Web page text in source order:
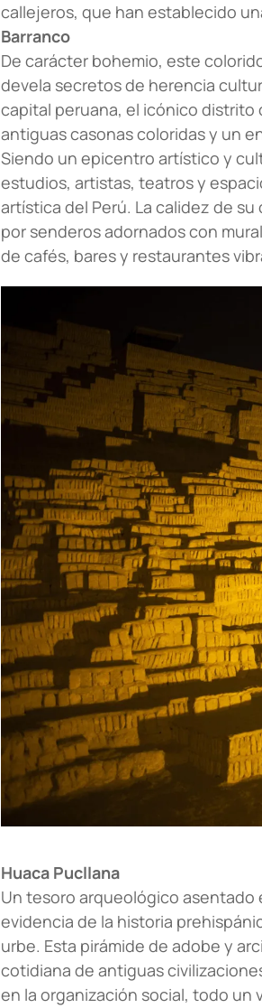
callejeros, que han establecido
Barranco
De carácter bohemio, este
devela secretos de herencia
capital peruana, el icónico distrito
antiguas casonas coloridas y un
Siendo un epicentro artístico y
estudios, artistas, teatros y
artística del Perú. La calidez de
por senderos adornados con
de cafés, bares y restaurantes
Huaca Pucllana
Un tesoro arqueológico asentado
evidencia de la historia
urbe. Esta pirámide de adobe y
cotidiana de antiguas
en la organización social, todo un